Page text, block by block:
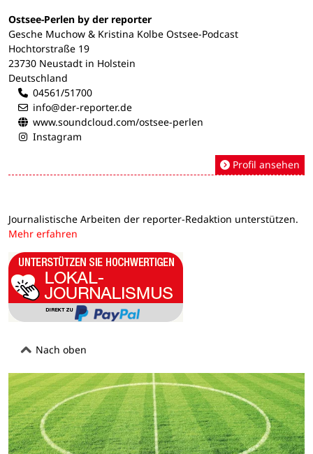
Ostsee-Perlen by der reporter
Gesche Muchow & Kristina Kolbe Ostsee-Podcast
Hochtorstraße 19
23730 Neustadt in Holstein
Deutschland
04561/51700
info@der-reporter.de
www.soundcloud.com/ostsee-perlen
Instagram
Profil ansehen
Journalistische Arbeiten der reporter-Redaktion unterstützen.
Mehr erfahren
Nach oben